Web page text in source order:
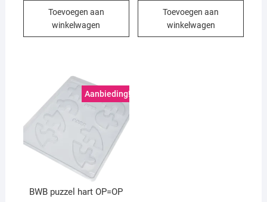
Toevoegen aan
winkelwagen
Toevoegen aan
winkelwagen
Aanbieding!
BWB puzzel hart OP=OP